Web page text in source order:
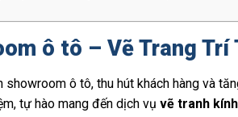
ô tô – Vẽ Trang
ô tô, thu hút khách hàng và
tự hào mang đến dịch vụ vẽ tranh